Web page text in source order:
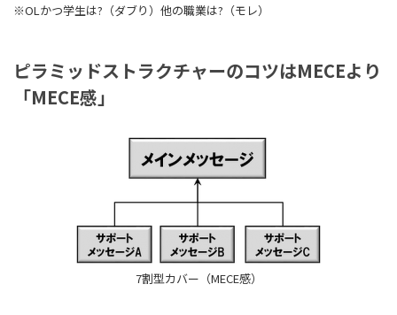
※OLかつ学生は?（ダブり）他の職業は?（モレ）
ピラミッドストラクチャーのコツはMECEより
「MECE感」
7割型カバー（MECE感）